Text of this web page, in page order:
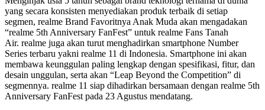
yang secara konsisten menyediakan produk terbaik di setiap
segmen, realme Brand Favoritnya Anak Muda akan mengadakan
“realme 5th Anniversary FanFest” untuk realme Fans Tanah
Air. realme juga akan turut menghadirkan smartphone Number
Series terbaru yakni realme 11 di Indonesia. Smartphone ini akan
membawa keunggulan paling lengkap dengan spesifikasi, fitur, dan
desain unggulan, serta akan “Leap Beyond the Competition” di
segmennya. realme 11 siap dihadirkan bersamaan dengan realme 5th
Anniversary FanFest pada 23 Agustus mendatang.